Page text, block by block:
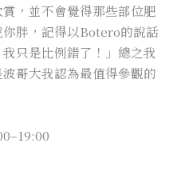
，並不會覺得那些部位肥
胖，記得以Botero的說話
只是比例錯了！」總之我
哥大我認為最值得參觀的